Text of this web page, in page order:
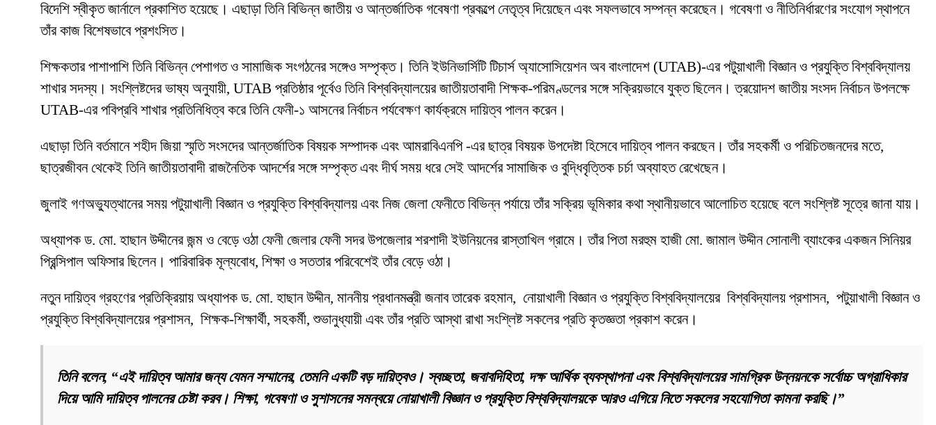
বিদেশি স্বীকৃত জার্নালে প্রকাশিত হয়েছে। এছাড়া তিনি বিভিন্ন জাতীয় ও আন্তর্জাতিক গবেষণা প্রকল্পে নেতৃত্ব দিয়েছেন এবং সফলভাবে সম্পন্ন করেছেন। গবেষণা ও নীতিনির্ধারণের সংযোগ স্থাপনে
তাঁর কাজ বিশেষভাবে প্রশংসিত।
শিক্ষকতার পাশাপাশি তিনি বিভিন্ন পেশাগত ও সামাজিক সংগঠনের সঙ্গেও সম্পৃক্ত। তিনি ইউনিভার্সিটি টিচার্স অ্যাসোসিয়েশন অব বাংলাদেশ (UTAB)-এর পটুয়াখালী বিজ্ঞান ও প্রযুক্তি বিশ্ববিদ্যালয়
শাখার সদস্য। সংশ্লিষ্টদের ভাষ্য অনুযায়ী, UTAB প্রতিষ্ঠার পূর্বেও তিনি বিশ্ববিদ্যালয়ের জাতীয়তাবাদী শিক্ষক-পরিমণ্ডলের সঙ্গে সক্রিয়ভাবে যুক্ত ছিলেন। ত্রয়োদশ জাতীয় সংসদ নির্বাচন উপলক্ষে
UTAB-এর পবিপ্রবি শাখার প্রতিনিধিত্ব করে তিনি ফেনী-১ আসনের নির্বাচন পর্যবেক্ষণ কার্যক্রমে দায়িত্ব পালন করেন।
এছাড়া তিনি বর্তমানে শহীদ জিয়া স্মৃতি সংসদের আন্তর্জাতিক বিষয়ক সম্পাদক এবং আমরাবিএনপি -এর ছাত্র বিষয়ক উপদেষ্টা হিসেবে দায়িত্ব পালন করছেন। তাঁর সহকর্মী ও পরিচিতজনদের মতে,
ছাত্রজীবন থেকেই তিনি জাতীয়তাবাদী রাজনৈতিক আদর্শের সঙ্গে সম্পৃক্ত এবং দীর্ঘ সময় ধরে সেই আদর্শের সামাজিক ও বুদ্ধিবৃত্তিক চর্চা অব্যাহত রেখেছেন।
জুলাই গণঅভ্যুত্থানের সময় পটুয়াখালী বিজ্ঞান ও প্রযুক্তি বিশ্ববিদ্যালয় এবং নিজ জেলা ফেনীতে বিভিন্ন পর্যায়ে তাঁর সক্রিয় ভূমিকার কথা স্থানীয়ভাবে আলোচিত হয়েছে বলে সংশ্লিষ্ট সূত্রে জানা যায়।
অধ্যাপক ড. মো. হাছান উদ্দীনের জন্ম ও বেড়ে ওঠা ফেনী জেলার ফেনী সদর উপজেলার শরশাদী ইউনিয়নের রাস্তাখিল গ্রামে। তাঁর পিতা মরহুম হাজী মো. জামাল উদ্দীন সোনালী ব্যাংকের একজন সিনিয়র
প্রিন্সিপাল অফিসার ছিলেন। পারিবারিক মূল্যবোধ, শিক্ষা ও সততার পরিবেশেই তাঁর বেড়ে ওঠা।
নতুন দায়িত্ব গ্রহণের প্রতিক্রিয়ায় অধ্যাপক ড. মো. হাছান উদ্দীন, মাননীয় প্রধানমন্ত্রী জনাব তারেক রহমান, নোয়াখালী বিজ্ঞান ও প্রযুক্তি বিশ্ববিদ্যালয়ের বিশ্ববিদ্যালয় প্রশাসন, পটুয়াখালী বিজ্ঞান ও
প্রযুক্তি বিশ্ববিদ্যালয়ের প্রশাসন, শিক্ষক-শিক্ষার্থী, সহকর্মী, শুভানুধ্যায়ী এবং তাঁর প্রতি আস্থা রাখা সংশ্লিষ্ট সকলের প্রতি কৃতজ্ঞতা প্রকাশ করেন।
তিনি বলেন, “এই দায়িত্ব আমার জন্য যেমন সম্মানের, তেমনি একটি বড় দায়িত্বও। স্বচ্ছতা, জবাবদিহিতা, দক্ষ আর্থিক ব্যবস্থাপনা এবং বিশ্ববিদ্যালয়ের সামগ্রিক উন্নয়নকে সর্বোচ্চ অগ্রাধিকার
দিয়ে আমি দায়িত্ব পালনের চেষ্টা করব। শিক্ষা, গবেষণা ও সুশাসনের সমন্বয়ে নোয়াখালী বিজ্ঞান ও প্রযুক্তি বিশ্ববিদ্যালয়কে আরও এগিয়ে নিতে সকলের সহযোগিতা কামনা করছি।”